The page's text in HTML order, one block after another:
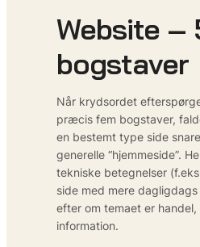
Website –
bogstaver
Når krydsordet
præcis fem bogstaver,
en bestemt type side
generelle “hjemmeside”.
tekniske betegnelser
side med mere
efter om temaet er
information.